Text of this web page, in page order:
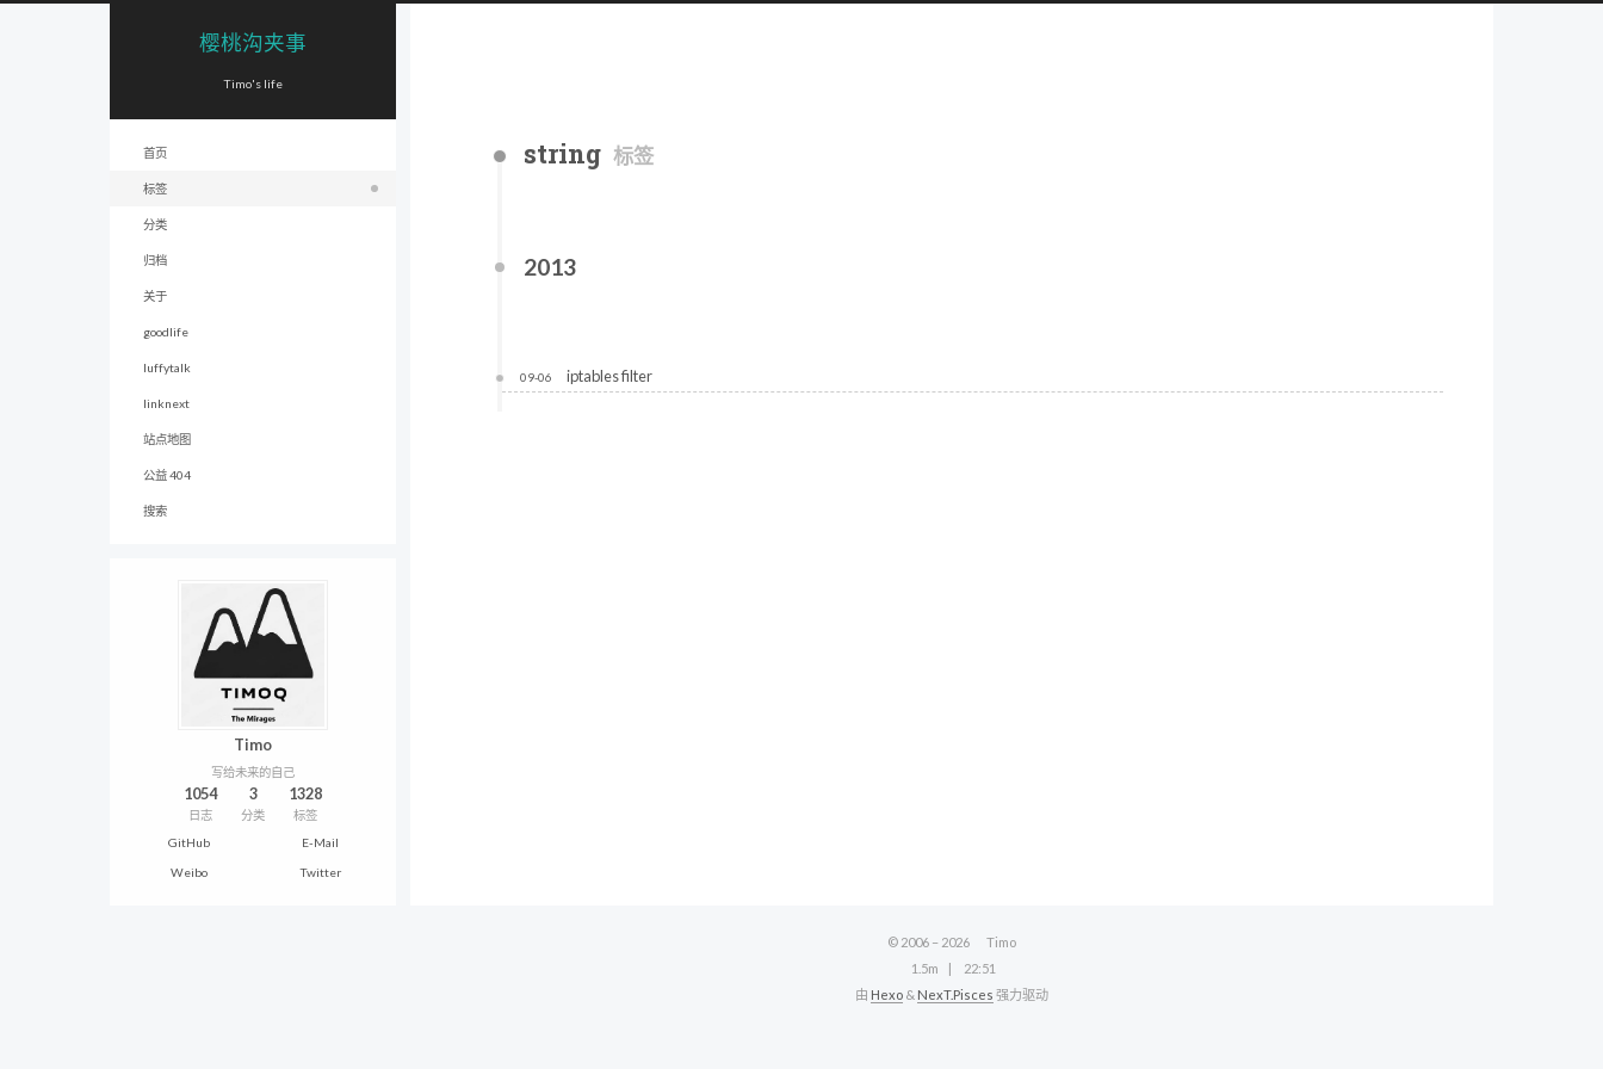
樱桃沟夹事
Timo's life
首页
标签
分类
归档
关于
goodlife
luffytalk
linknext
站点地图
公益 404
搜索
Timo
写给未来的自己
1054
日志
3
分类
1328
标签
GitHub
E-Mail
Weibo Twitter
string 标签
2013
09-06 iptables filter
© 2006 – 2026
Timo
1.5m
22:51
由 Hexo & NexT.Pisces 强力驱动